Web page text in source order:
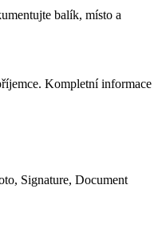
balík, místo a
Kompletní informace